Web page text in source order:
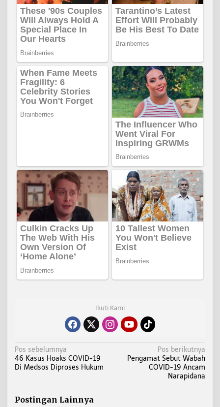
Ikuti Kami
N
a
g
Pos sebelumnya
46 Kasus Hoaks COVID-19
Di Medsos Diproses Hukum
Pos berikutnya
Pengamat Sebut Wabah
COVID-19 Ancam
Narapidana
Postingan Lainnya